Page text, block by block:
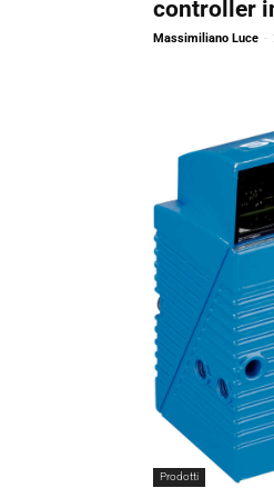
controller
Massimiliano Luce -
Prodotti